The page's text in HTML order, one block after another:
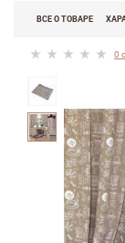
ВСЕ О ТОВАРЕ
0
(097)
(066)